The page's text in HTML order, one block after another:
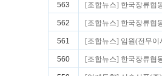
563 [조합뉴스] 한국장류협
562 [조합뉴스] 한국장류협
561 [조합뉴스] 임원(전무이
560 [조합뉴스] 한국장류협